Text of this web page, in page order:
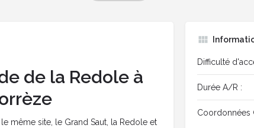
de la Redole à
même site, le Grand Saut, la Redole et
Difficulté
Durée A/R :
Coordonnées